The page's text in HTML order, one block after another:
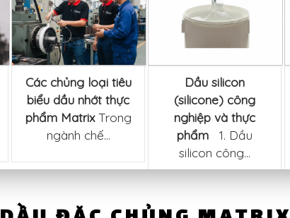
Các chủng loại tiêu
biểu dầu nhớt thực
phẩm MatrixTrong
ngành chế...
Dầu silicon
(silicone) công
nghiệp và thực
phẩm 1. Dầu
silicon công...